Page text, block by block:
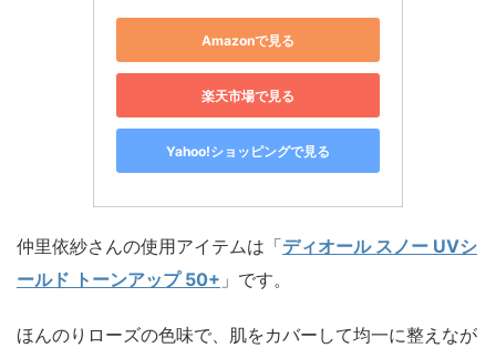
Amazonで見る
楽天市場で見る
Yahoo!ショッピングで見る
仲里依紗さんの使用アイテムは「ディオール スノー UVシ
ールド トーンアップ 50+ 」です。
ほんのりローズの色味で、肌をカバーして均一に整えなが